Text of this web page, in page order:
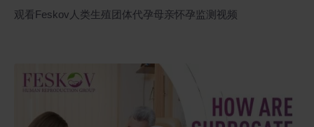
观看Feskov人类生殖团体代孕母亲怀孕监测视频